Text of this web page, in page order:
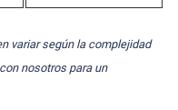
variar según la complejidad
nosotros para un